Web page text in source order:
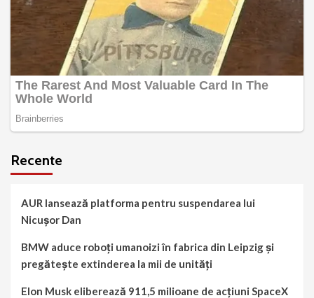
Recente
AUR lansează platforma pentru suspendarea lui
Nicușor Dan
BMW aduce roboți umanoizi în fabrica din Leipzig și
pregătește extinderea la mii de unități
Elon Musk eliberează 911,5 milioane de acțiuni SpaceX